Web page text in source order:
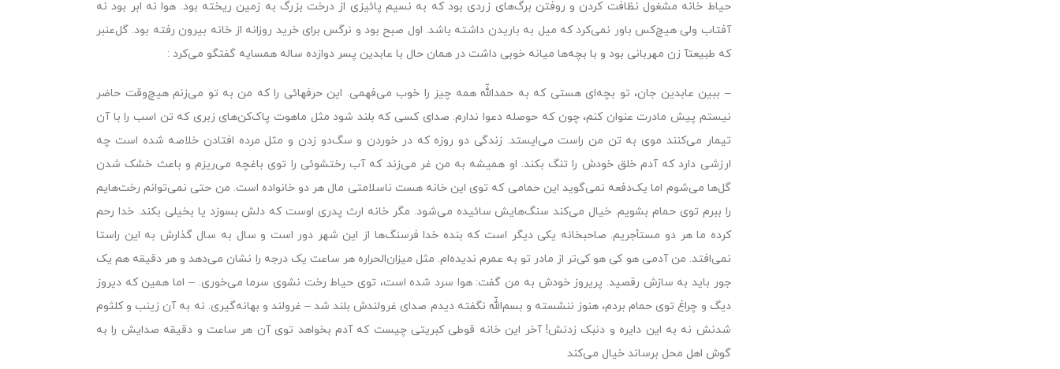
حیاط خانه مشغول نظافت کردن و روفتن برگ‌هاى زردى بود که به نسیم پائیزى از درخت بزرگ به زمین ریخته بود. هوا نه ابر بود نه
آفتاب ولى هیچ‌کس باور نمى‌کرد که میل به باریدن داشته باشد. اول صبح بود و نرگس براى خرید روزانه از خانه بیرون رفته بود. گل‌عنبر
که طبیعتآ زن مهربانى بود و با بچه‌ها میانه خوبى داشت در همان حال با عابدین پسر دوازده ساله همسایه گفتگو مى‌کرد :
– ببین عابدین جان، تو بچه‌اى هستى که به حمداللّه همه چیز را خوب مى‌فهمى. این حرفهائى را که من به تو مى‌زنم هیچ‌وقت حاضر
نیستم پیش مادرت عنوان کنم، چون که حوصله دعوا ندارم. صداى کسى که بلند شود مثل ماهوت پاک‌کن‌هاى زبرى که تن اسب را با آن
تیمار مى‌کنند موى به تن من راست مى‌ایستد. زندگى دو روزه که در خوردن و سگ‌دو زدن و مثل مرده افتادن خلاصه شده است چه
ارزشى دارد که آدم خلق خودش را تنگ بکند. او همیشه به من غر مى‌زند که آب رختشوئى را توى باغچه مى‌ریزم و باعث خشک شدن
گل‌ها مى‌شوم اما یک‌دفعه نمى‌گوید این حمامى که توى این خانه هست ناسلامتى مال هر دو خانواده است. من حتى نمى‌توانم رخت‌هایم
را ببرم توى حمام بشویم. خیال مى‌کند سنگ‌هایش سائیده مى‌شود. مگر خانه ارث پدرى اوست که دلش بسوزد یا بخیلى بکند. خدا رحم
کرده ما هر دو مستأجریم. صاحبخانه یکى دیگر است که بنده خدا فرسنگ‌ها از این شهر دور است و سال به سال گذارش به این راستا
نمى‌افتد. من آدمى هو کى هو کى‌تر از مادر تو به عمرم ندیده‌ام. مثل میزان‌الحراره هر ساعت یک درجه را نشان مى‌دهد و هر دقیقه هم یک
جور باید به سازش رقصید. پریروز خودش به من گفت: هوا سرد شده است، توى حیاط رخت نشوى سرما مى‌خورى. – اما همین که دیروز
دیگ و چراغ توى حمام بردم، هنوز ننشسته و بسم‌اللّه نگفته دیدم صداى غرولندش بلند شد – غرولند و بهانه‌گیرى. نه به آن زینب و کلثوم
شدنش نه به این دایره و دنبک زدنش! آخر این خانه قوطى کبریتى چیست که آدم بخواهد توى آن هر ساعت و دقیقه صدایش را به
گوش اهل محل برساند خیال مى‌کند